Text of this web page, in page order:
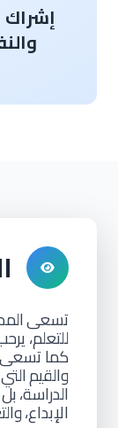
إشراك
تسعى
للتعلم، يرحب
كما تسعى
والقيمالتي
الدراسة،بل
الإبداع،